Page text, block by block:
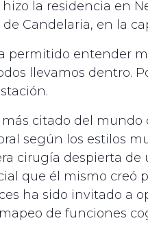
la residencia en
Candelaria, en la
permitido entender
llevamos dentro.
citado del
según los estilos
cirugía despierta de
que él mismo creó
ha sido invitado a
de funciones